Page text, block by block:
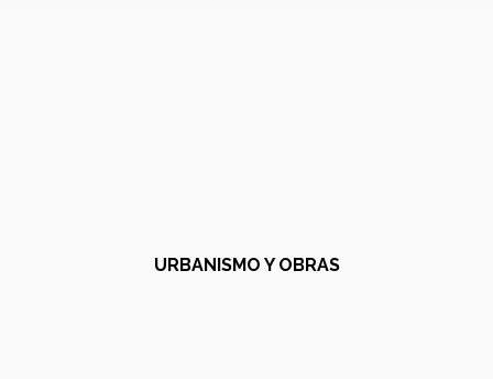
URBANISMO Y OBRAS